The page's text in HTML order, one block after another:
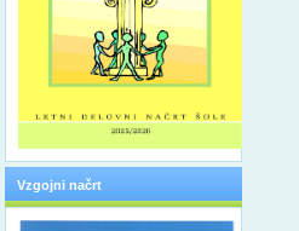
Vzgojni načrt